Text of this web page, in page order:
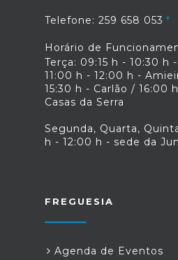
Telefone: 259 658 053
Horário de
Terça: 09:15 h - 10:30 h
11:00 h - 12:00 h -
15:30 h - Carlão / 16:00
Casas da Serra
Segunda, Quarta,
h - 12:00 h - sede da
FREGUESIA
Agenda de Eventos